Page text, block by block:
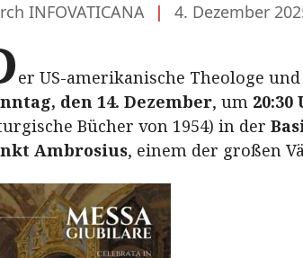
INFOVATICANA | 4. Dezember
er US-amerikanische Theologe
den 14. Dezember, um 20:30
Bücher von 1954) in der
Ambrosius, einem der großen